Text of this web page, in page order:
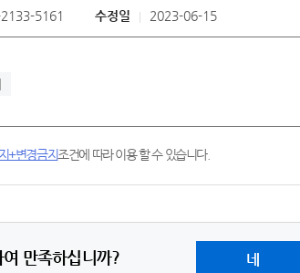
5161 수정일 2023-06-15
+변경금지조건에 따라 이용 할 수 있습니다.
만족하십니까? 네